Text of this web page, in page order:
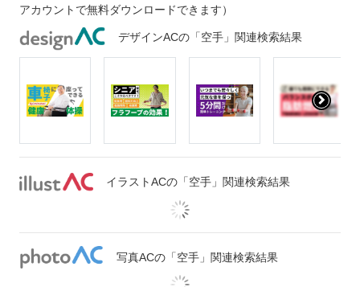
アカウントで無料ダウンロードできます）
デザインACの「空手」関連検索結果
イラストACの「空手」関連検索結果
写真ACの「空手」関連検索結果